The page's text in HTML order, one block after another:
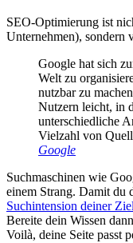
SEO-Optimierung ist
Unternehmen), sondern
Google hat sich
Welt zu
nutzbar zu
Nutzern leicht, in
unterschiedliche
Vielzahl von
Google
Suchmaschinen wie
einem Strang. Damit du
Suchintension deiner
Bereite dein Wissen
Voilà, deine Seite passt